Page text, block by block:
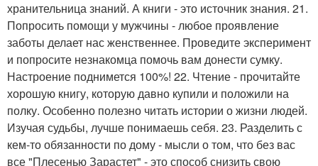
хранительница знаний. А книги - это источник знания. 21.
Попросить помощи у мужчины - любое проявление
заботы делает нас женственнее. Проведите эксперимент
и попросите незнакомца помочь вам донести сумку.
Настроение поднимется 100%! 22. Чтение - прочитайте
хорошую книгу, которую давно купили и положили на
полку. Особенно полезно читать истории о жизни людей.
Изучая судьбы, лучше понимаешь себя. 23. Разделить с
кем-то обязанности по дому - мысли о том, что без вас
все "Плесенью Зарастет" - это способ снизить свою